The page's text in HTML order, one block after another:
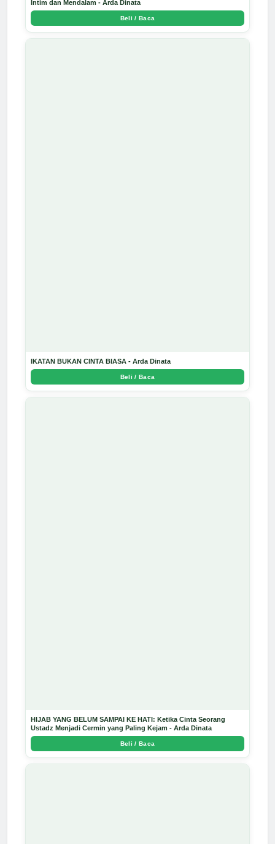
Intim dan Mendalam - Arda Dinata
Beli / Baca
IKATAN BUKAN CINTA BIASA - Arda Dinata
Beli / Baca
HIJAB YANG BELUM SAMPAI KE HATI: Ketika Cinta Seorang
Ustadz Menjadi Cermin yang Paling Kejam - Arda Dinata
Beli / Baca